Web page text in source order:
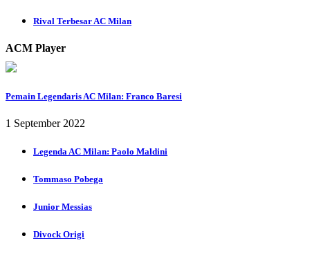
Rival Terbesar AC Milan
ACM Player
Pemain Legendaris AC Milan: Franco Baresi
1 September 2022
Legenda AC Milan: Paolo Maldini
Tommaso Pobega
Junior Messias
Divock Origi